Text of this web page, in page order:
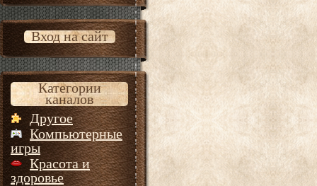
Вход на сайт
Категории
каналов
Другое
Компьютерные
игры
Красота и
здоровье